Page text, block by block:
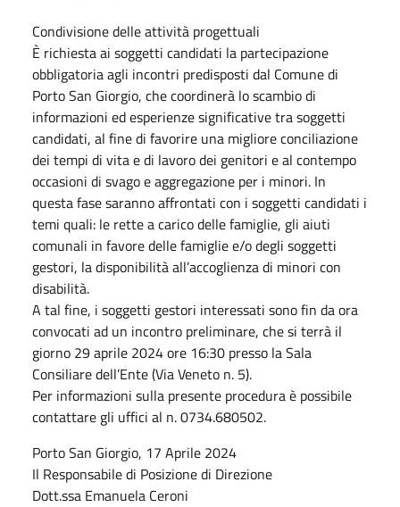
Condivisione delle attività progettuali
È richiesta ai soggetti candidati la partecipazione
obbligatoria agli incontri predisposti dal Comune di
Porto San Giorgio, che coordinerà lo scambio di
informazioni ed esperienze significative tra soggetti
candidati, al fine di favorire una migliore conciliazione
dei tempi di vita e di lavoro dei genitori e al contempo
occasioni di svago e aggregazione per i minori. In
questa fase saranno affrontati con i soggetti candidati i
temi quali: le rette a carico delle famiglie, gli aiuti
comunali in favore delle famiglie e/o degli soggetti
gestori, la disponibilità all’accoglienza di minori con
disabilità.
A tal fine, i soggetti gestori interessati sono fin da ora
convocati ad un incontro preliminare, che si terrà il
giorno 29 aprile 2024 ore 16:30 presso la Sala
Consiliare dell’Ente (Via Veneto n. 5).
Per informazioni sulla presente procedura è possibile
contattare gli uffici al n. 0734.680502.
Porto San Giorgio, 17 Aprile 2024
Il Responsabile di Posizione di Direzione
Dott.ssa Emanuela Ceroni